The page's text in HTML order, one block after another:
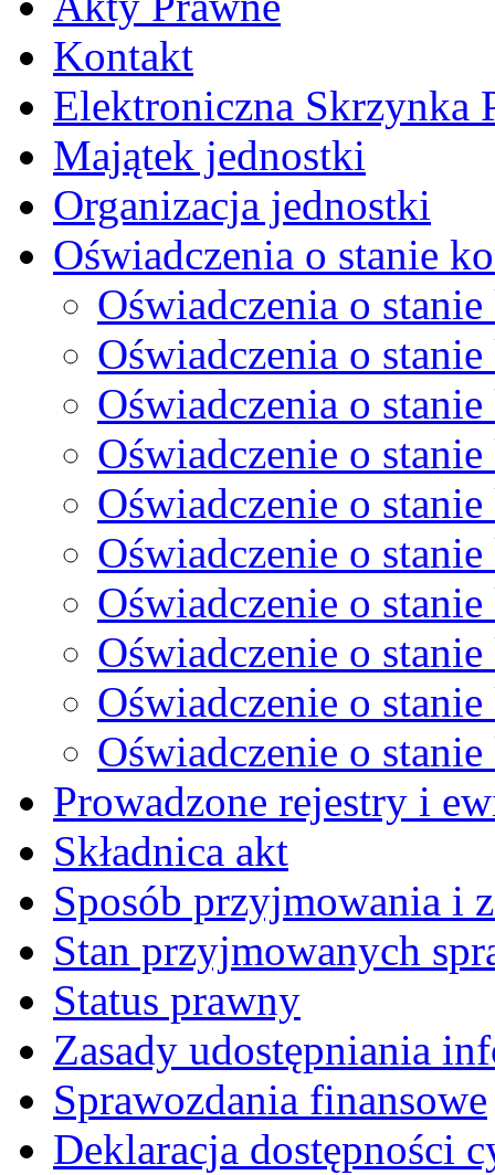
Kontakt
Elektroniczna Skrzynka
Majątek jednostki
Organizacja jednostki
Oświadczenia o stanie
Oświadczenia o
Oświadczenia o
Oświadczenia o
Oświadczenie o
Oświadczenie o
Oświadczenie o
Oświadczenie o
Oświadczenie o
Oświadczenie o
Oświadczenie o
Prowadzone rejestry i
Składnica akt
Sposób przyjmowania i
Stan przyjmowanych
Status prawny
Zasady udostępniania
Sprawozdania finansowe
Deklaracja dostępności